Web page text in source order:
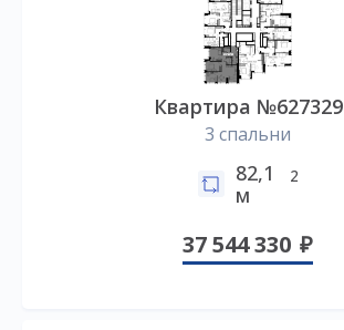
Квартира №627329
3 спальни
82,1
м
2
37 544 330